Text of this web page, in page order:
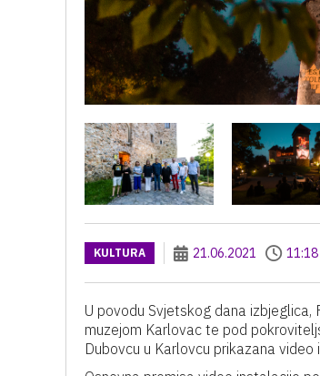
KULTURA 21.06.2021 11:18
U povodu Svjetskog dana
muzejom Karlovac te pod
Dubovcu u Karlovcu prikazana